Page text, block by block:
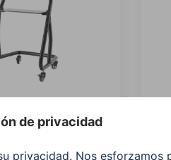
254cm (100"),